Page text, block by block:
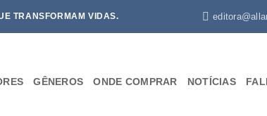
TRANSFORMAM VIDAS.
GÊNEROS ONDE COMPRAR NOTÍCIAS